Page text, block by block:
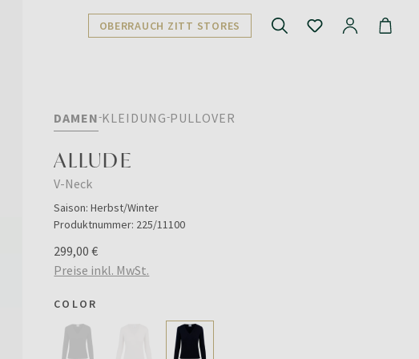
OBERRAUCH ZITT STORES
DAMEN KLEIDUNG PULLOVER
ALLUDE
V-Neck
Saison: Herbst/Winter
Produktnummer: 225/11100
299,00 €
Preise inkl. MwSt.
COLOR